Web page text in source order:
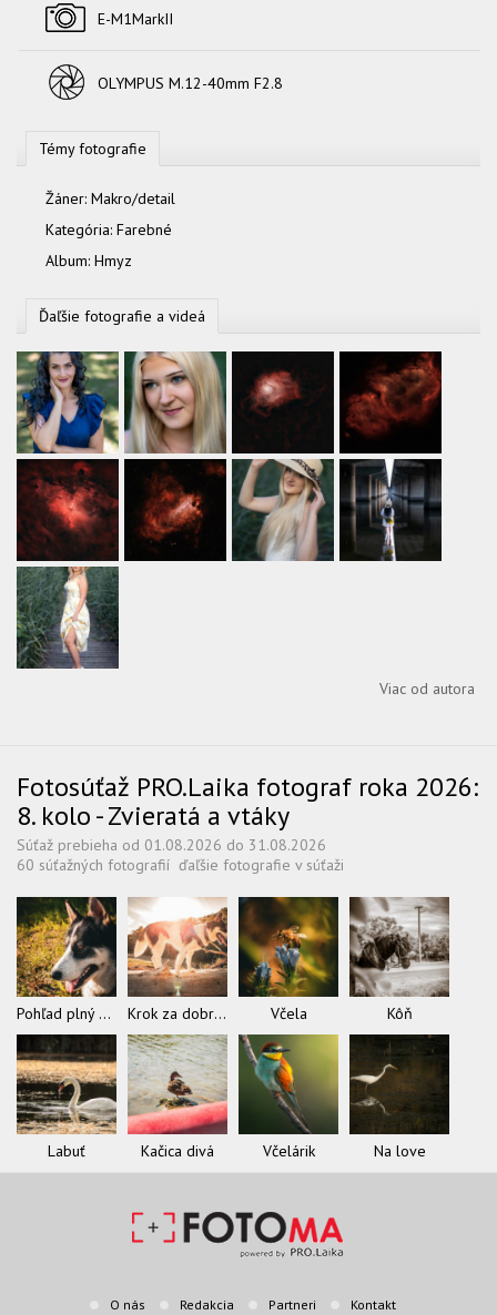
E-M1MarkII
OLYMPUS M.12-40mm F2.8
Témy fotografie
Žáner: Makro/detail
Kategória: Farebné
Album: Hmyz
Ďaľšie fotografie a videá
Viac od autora
Fotosúťaž PRO.Laika fotograf roka 2026:
8. kolo - Zvieratá a vtáky
Súťaž prebieha od 01.08.2026 do 31.08.2026
60 súťažných fotografií ďaľšie fotografie v súťaži
Pohľad plný slobody Krok za dobrodružstvom Včela Kôň
Labuť Kačica divá Včelárik Na love
O nás Redakcia Partneri Kontakt